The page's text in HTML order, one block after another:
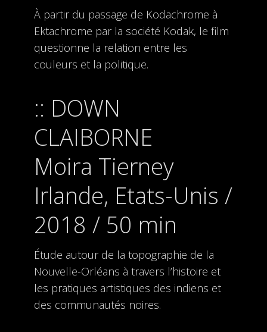
À partir du passage de Kodachrome à
Ektachrome par la société Kodak, le film
questionne la relation entre les
couleurs et la politique.
DOWN
CLAIBORNE
Moira Tierney
Irlande, Etats-Unis /
2018 / 50 min
Étude autour de la topographie de la
Nouvelle-Orléans à travers l’histoire et
les pratiques artistiques des indiens et
des communautés noires.